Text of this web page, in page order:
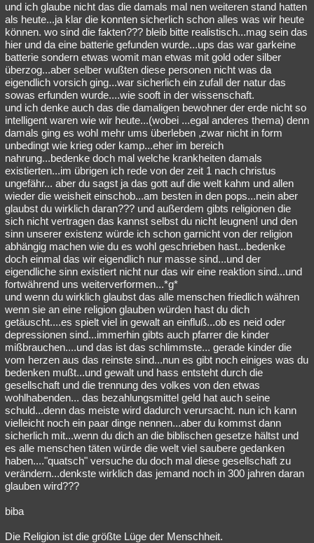
und ich glaube nicht das die damals mal nen weiteren stand hatten
als heute...ja klar die konnten sicherlich schon alles was wir heute
können. wo sind die fakten??? bleib bitte realistisch...mag sein das
hier und da eine batterie gefunden wurde...ups das war garkeine
batterie sondern etwas womit man etwas mit gold oder silber
überzog...aber selber wußten diese personen nicht was da
eigendlich vorsich ging...war sicherlich ein zufall der natur das
sowas erfunden wurde....wie sooft in der wissenschaft.
und ich denke auch das die damaligen bewohner der erde nicht so
intelligent waren wie wir heute...(wobei ...egal anderes thema) denn
damals ging es wohl mehr ums überleben ,zwar nicht in form
unbedingt wie krieg oder kamp...eher im bereich
nahrung...bedenke doch mal welche krankheiten damals
existierten...im übrigen ich rede von der zeit 1 nach christus
ungefähr... aber du sagst ja das gott auf die welt kahm und allen
wieder die weisheit einschob...am besten in den pops...nein aber
glaubst du wirklich daran??? und außerdem gibts religionen die
sich nicht vertragen das kannst selbst du nicht leugnen! und den
sinn unserer existenz würde ich schon garnicht von der religion
abhängig machen wie du es wohl geschrieben hast...bedenke
doch einmal das wir eigendlich nur masse sind...und der
eigendliche sinn existiert nicht nur das wir eine reaktion sind...und
fortwährend uns weiterverformen...*g*
und wenn du wirklich glaubst das alle menschen friedlich währen
wenn sie an eine religion glauben würden hast du dich
getäuscht....es spielt viel in gewalt an einfluß...ob es neid oder
depressionen sind...immerhin gibts auch pfarrer die kinder
mißbrauchen....und das ist das schlimmste... gerade kinder die
vom herzen aus das reinste sind...nun es gibt noch einiges was du
bedenken mußt...und gewalt und hass entsteht durch die
gesellschaft und die trennung des volkes von den etwas
wohlhabenden... das bezahlungsmittel geld hat auch seine
schuld...denn das meiste wird dadurch verursacht. nun ich kann
vielleicht noch ein paar dinge nennen...aber du kommst dann
sicherlich mit...wenn du dich an die biblischen gesetze hältst und
es alle menschen täten würde die welt viel saubere gedanken
haben...."quatsch" versuche du doch mal diese gesellschaft zu
verändern...denkste wirklich das jemand noch in 300 jahren daran
glauben wird???
biba
Die Religion ist die größte Lüge der Menschheit.